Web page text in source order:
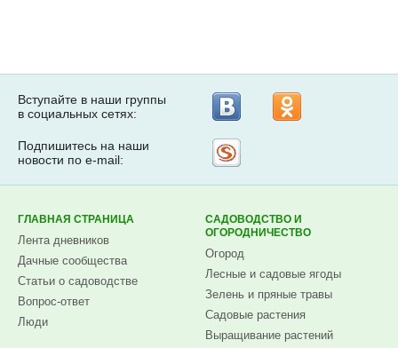
Вступайте в наши группы
в социальных сетях:
Подпишитесь на наши
новости по e-mail:
ГЛАВНАЯ СТРАНИЦА
Лента дневников
Дачные сообщества
Статьи о садоводстве
Вопрос-ответ
Люди
САДОВОДСТВО И
ОГОРОДНИЧЕСТВО
Огород
Лесные и садовые ягоды
Зелень и пряные травы
Садовые растения
Выращивание растений